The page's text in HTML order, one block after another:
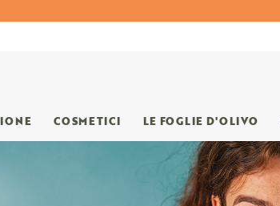
COSMETICI LE FOGLIE D'OLIVO